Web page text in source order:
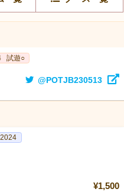
試遊○
@POTJB230513
¥1,500